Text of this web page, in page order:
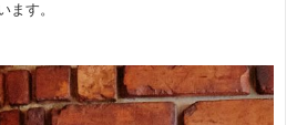
ます。